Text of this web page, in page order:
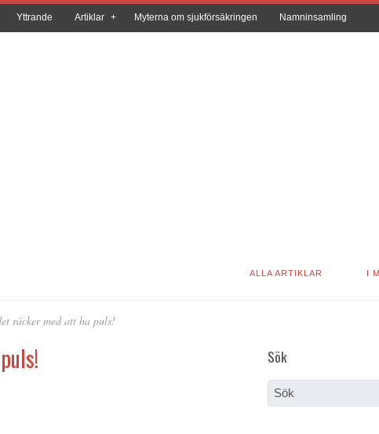
Yttrande Artiklar Myterna om sjukförsäkringen Namninsamling
ALLA ARTIKLAR I
räcker med att ha puls!
Sök